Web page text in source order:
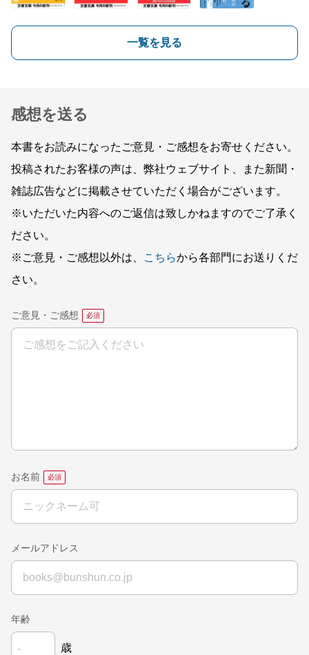
一覧を見る
感想を送る
本書をお読みになったご意見・ご感想をお寄せください。
投稿されたお客様の声は、弊社ウェブサイト、また新聞・
雑誌広告などに掲載させていただく場合がございます。
※いただいた内容へのご返信は致しかねますのでご了承く
ださい。
※ご意見・ご感想以外は、
こちらから各部門にお送りくだ
さい。
ご意見・ご感想
お名前
メールアドレス
年齢
歳